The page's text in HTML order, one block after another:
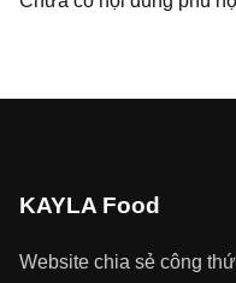
KAYLA Food
Website chia sẻ công